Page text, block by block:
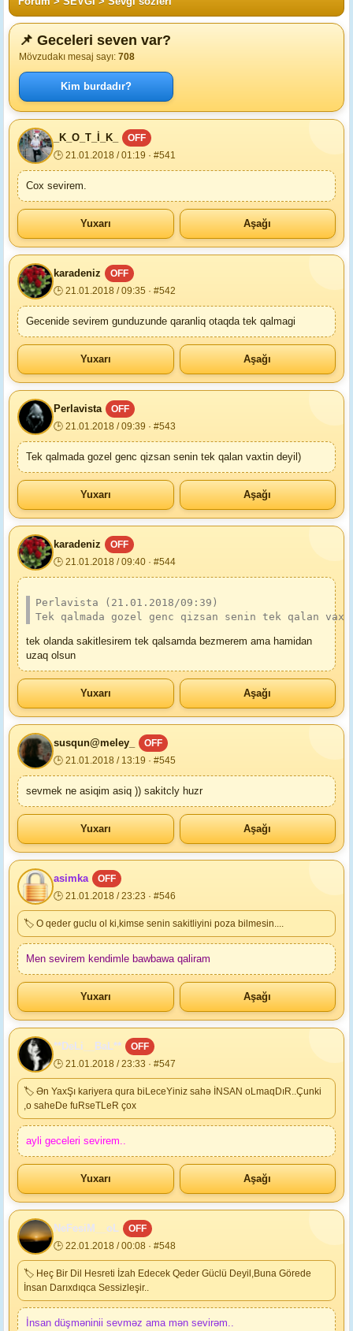
📌 Geceleri seven var?
Mövzudakı mesaj sayı: 708
Kim burdadır?
_K_O_T_İ_K_
OFF
🕒 21.01.2018 / 01:19 · #541
Cox sevirem.
Yuxarı Aşağı
karadeniz
OFF
🕒 21.01.2018 / 09:35 · #542
Gecenide sevirem gunduzunde qaranliq otaqda tek qalmagi
Yuxarı Aşağı
Perlavista
OFF
🕒 21.01.2018 / 09:39 · #543
Tek qalmada gozel genc qizsan senin tek qalan vaxtin deyil)
Yuxarı Aşağı
karadeniz
OFF
🕒 21.01.2018 / 09:40 · #544
Perlavista (21.01.2018/09:39)
Tek qalmada gozel genc qizsan senin tek qalan
tek olanda sakitlesirem tek qalsamda bezmerem ama hamidan
uzaq olsun
Yuxarı Aşağı
susqun@meley_
OFF
🕒 21.01.2018 / 13:19 · #545
sevmek ne asiqim asiq )) sakitcly huzr
Yuxarı Aşağı
asimka
OFF
🕒 21.01.2018 / 23:23 · #546
🏷 O qeder guclu ol ki,kimse senin sakitliyini poza bilmesin....
Men sevirem kendimle bawbawa qaliram
Yuxarı Aşağı
**DeLi__BaL**
OFF
🕒 21.01.2018 / 23:33 · #547
🏷 Ən YaxŞı kariyera qura biLeceYiniz sahə İNSAN oLmaqDıR..Çunki
,o saheDe fuRseTLeR çox
ayli geceleri sevirem..
Yuxarı Aşağı
NeFesiM__oL
OFF
🕒 22.01.2018 / 00:08 · #548
🏷 Heç Bir Dil Hesreti İzah Edecek Qeder Güclü Deyil,Buna Görede
İnsan Darıxdıqca Sessizleşir..
İnsan düşməninii sevməz ama mən sevirəm..